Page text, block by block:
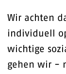
Wir achten
individuell
wichtige
gehen wir -